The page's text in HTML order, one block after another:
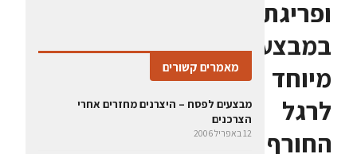
ופריגת
במבצע
מיוחד
לרגל
החורף
מאמרים קשורים
מבצעים לפסח – היצרנים מחזרים אחרי
הצרכנים
12 באפריל 2006